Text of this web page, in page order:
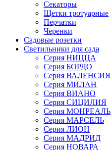
Секаторы
Щетки тротуарные
Перчатки
Черенки
Садовые розетки
Светильники для сада
Серия НИЦЦА
Серия БОРДО
Серия ВАЛЕНСИЯ
Серия МИЛАН
Серия ВИАНО
Серия СИЦИЛИЯ
Серия МОНРЕАЛЬ
Серия МАРСЕЛЬ
Серия ЛИОН
Серия МАДРИД
Серия НОВАРА